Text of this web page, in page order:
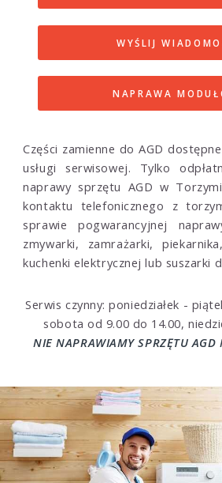
WYŚLIJ
NAPRAWA
Części zamienne do AGD
usługi serwisowej. Tylko
naprawy sprzętu AGD w
kontaktu telefonicznego z
sprawie pogwarancyjnej
zmywarki, zamrażarki,
kuchenki elektrycznej lub suszarki
Serwis czynny: poniedziałek -
sobota od 9.00 do 14.00,
NIE NAPRAWIAMY SPRZĘTU AGD